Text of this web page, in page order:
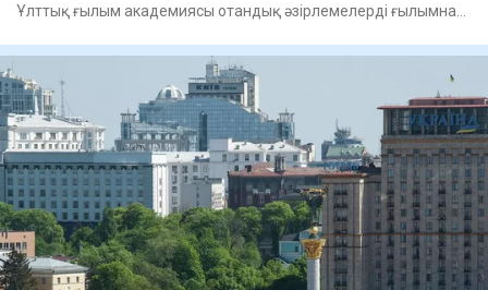
Ұлттық ғылым академиясы отандық әзірлемелерді ғылымнан